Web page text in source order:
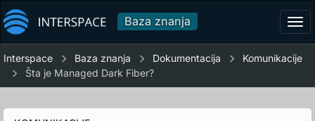
Baza znanja
Interspace Baza znanja Dokumentacija
Komunikacije
Šta je Managed Dark Fiber?